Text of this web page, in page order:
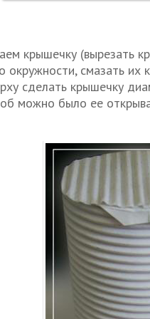
крышечку (вырезать
окружности, смазать их
сделать крышечку
можно было ее